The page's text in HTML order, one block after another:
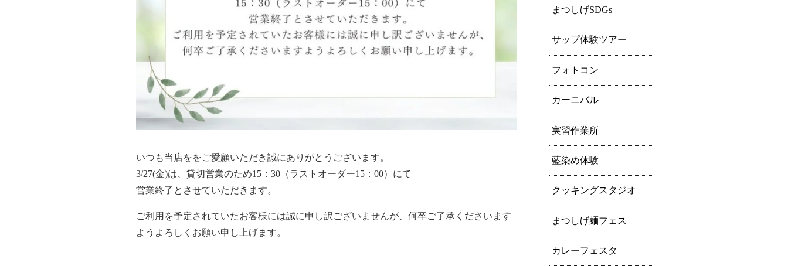
いつも当店ををご愛顧いただき誠にありがとうございます。
3/27(金)は、貸切営業のため15：30（ラストオーダー15：00）にて
営業終了とさせていただきます。
ご利用を予定されていたお客様には誠に申し訳ございませんが、何卒ご了承くださいます
ようよろしくお願い申し上げます。
まつしげSDGs
サップ体験ツアー
フォトコン
カーニバル
実習作業所
藍染め体験
クッキングスタジオ
まつしげ麺フェス
カレーフェスタ